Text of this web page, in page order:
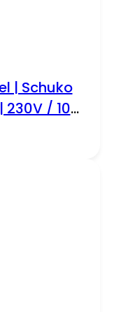
| Schuko
/ 10A